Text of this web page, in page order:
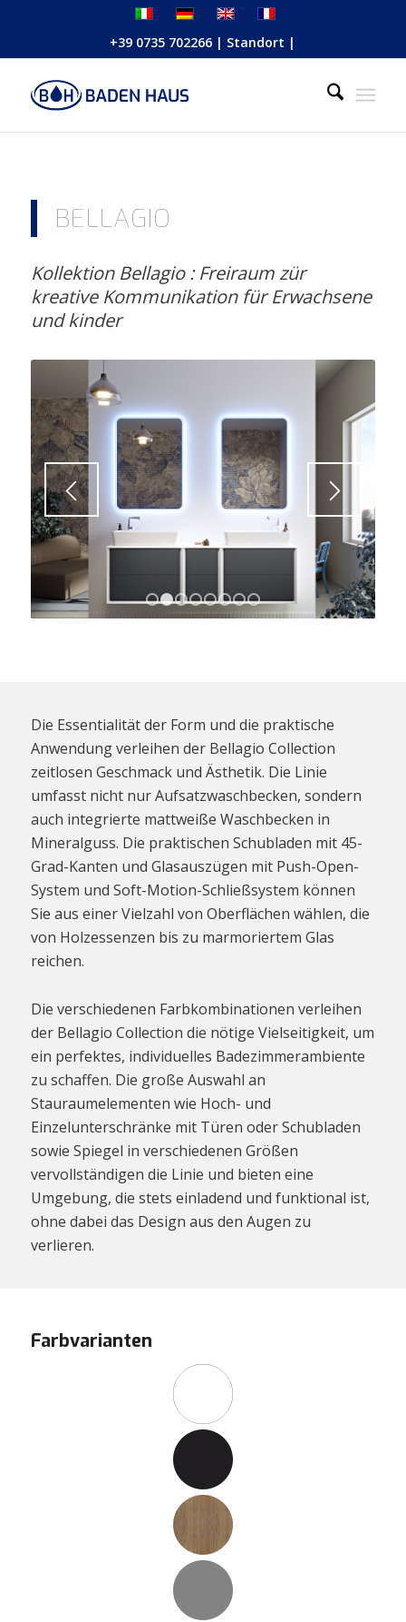
+39 0735 702266 | Standort |
BELLAGIO
Kollektion Bellagio : Freiraum zür
kreative Kommunikation für Erwachsene
und kinder
1 2 3 4 5 6 7 8
Die Essentialität der Form und die praktische
Anwendung verleihen der Bellagio Collection
zeitlosen Geschmack und Ästhetik. Die Linie
umfasst nicht nur Aufsatzwaschbecken, sondern
auch integrierte mattweiße Waschbecken in
Mineralguss. Die praktischen Schubladen mit 45-
Grad-Kanten und Glasauszügen mit Push-Open-
System und Soft-Motion-Schließsystem können
Sie aus einer Vielzahl von Oberflächen wählen, die
von Holzessenzen bis zu marmoriertem Glas
reichen.
Die verschiedenen Farbkombinationen verleihen
der Bellagio Collection die nötige Vielseitigkeit, um
ein perfektes, individuelles Badezimmerambiente
zu schaffen. Die große Auswahl an
Stauraumelementen wie Hoch- und
Einzelunterschränke mit Türen oder Schubladen
sowie Spiegel in verschiedenen Größen
vervollständigen die Linie und bieten eine
Umgebung, die stets einladend und funktional ist,
ohne dabei das Design aus den Augen zu
verlieren.
Farbvarianten